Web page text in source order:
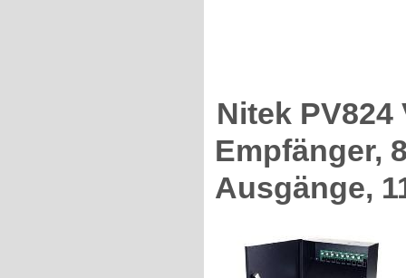
Nitek
Empfänger,
Ausgänge,